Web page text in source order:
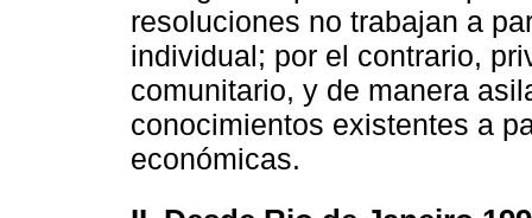
resoluciones no trabajan a
individual; por el contrario,
comunitario, y de manera
conocimientos existentes a
económicas.